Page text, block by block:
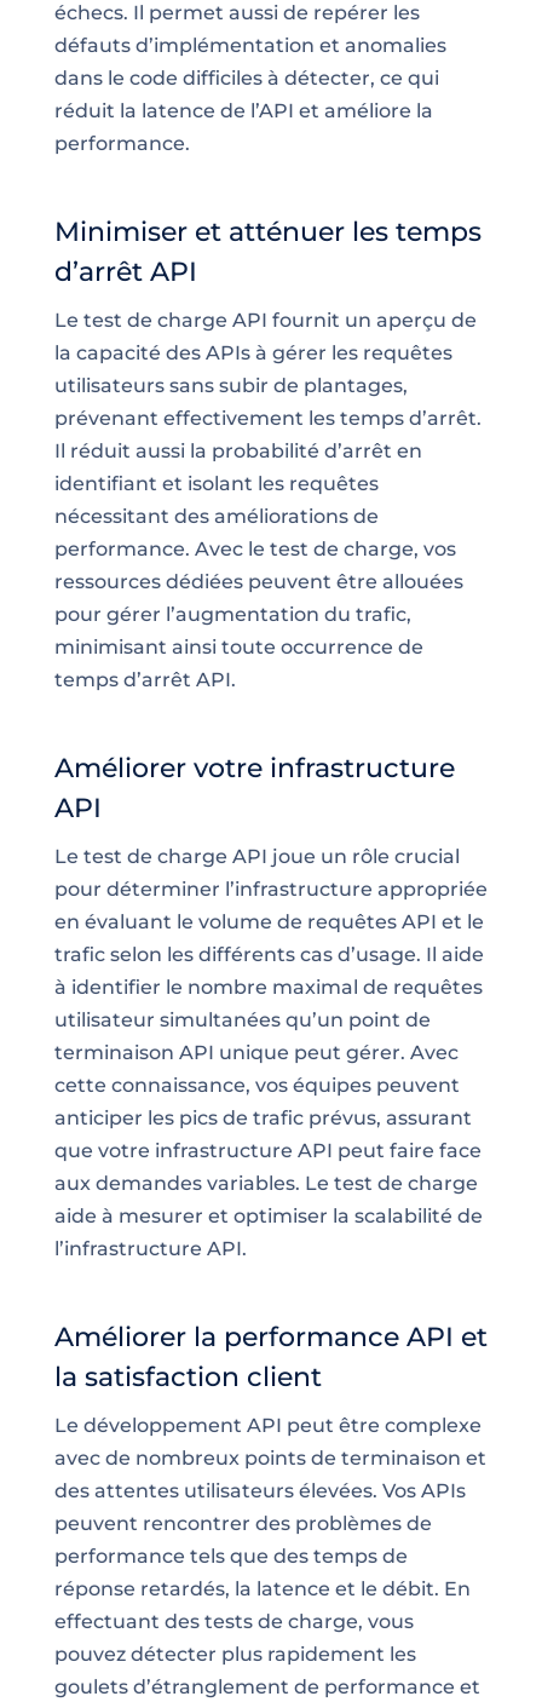
échecs. Il permet aussi de repérer les
défauts d’implémentation et anomalies
dans le code difficiles à détecter, ce qui
réduit la latence de l’API et améliore la
performance.
Minimiser et atténuer les temps
d’arrêt API
Le test de charge API fournit un aperçu de
la capacité des APIs à gérer les requêtes
utilisateurs sans subir de plantages,
prévenant effectivement les temps d’arrêt.
Il réduit aussi la probabilité d’arrêt en
identifiant et isolant les requêtes
nécessitant des améliorations de
performance. Avec le test de charge, vos
ressources dédiées peuvent être allouées
pour gérer l’augmentation du trafic,
minimisant ainsi toute occurrence de
temps d’arrêt API.
Améliorer votre infrastructure
API
Le test de charge API joue un rôle crucial
pour déterminer l’infrastructure appropriée
en évaluant le volume de requêtes API et le
trafic selon les différents cas d’usage. Il aide
à identifier le nombre maximal de requêtes
utilisateur simultanées qu’un point de
terminaison API unique peut gérer. Avec
cette connaissance, vos équipes peuvent
anticiper les pics de trafic prévus, assurant
que votre infrastructure API peut faire face
aux demandes variables. Le test de charge
aide à mesurer et optimiser la scalabilité de
l’infrastructure API.
Améliorer la performance API et
la satisfaction client
Le développement API peut être complexe
avec de nombreux points de terminaison et
des attentes utilisateurs élevées. Vos APIs
peuvent rencontrer des problèmes de
performance tels que des temps de
réponse retardés, la latence et le débit. En
effectuant des tests de charge, vous
pouvez détecter plus rapidement les
goulets d’étranglement de performance et